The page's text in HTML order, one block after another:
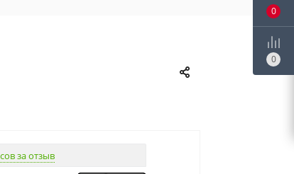
за отзыв
0
0